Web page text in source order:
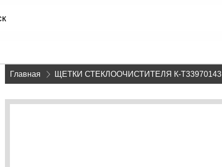
Главная » ЩЕТКИ СТЕКЛООЧИСТИТЕЛЯ К-